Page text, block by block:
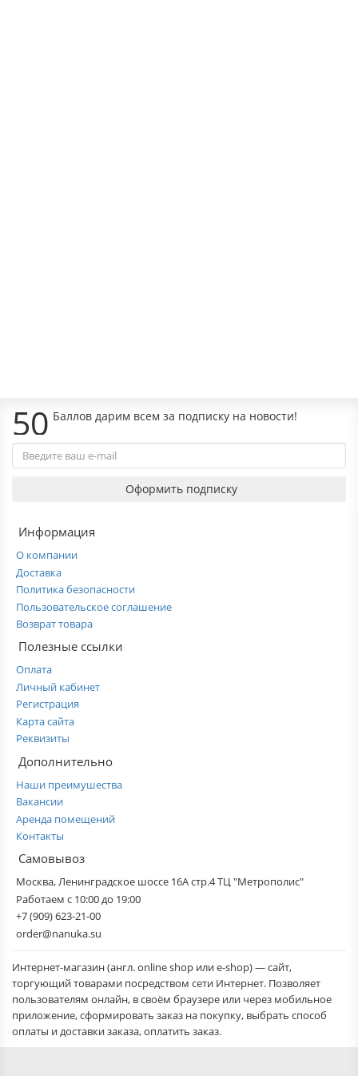
50 Баллов дарим всем за подписку на новости!
Оформить подписку
Информация
О компании
Доставка
Политика безопасности
Пользовательское соглашение
Возврат товара
Полезные ссылки
Оплата
Личный кабинет
Регистрация
Карта сайта
Реквизиты
Дополнительно
Наши преимушества
Вакансии
Аренда помещений
Контакты
Самовывоз
Москва, Ленинградское шоссе 16А стр.4 ТЦ "Метрополис"
Работаем с 10:00 до 19:00
+7 (909) 623-21-00
order@nanuka.su
Интернет-магазин (англ. online shop или e-shop) — сайт,
торгующий товарами посредством сети Интернет. Позволяет
пользователям онлайн, в своём браузере или через мобильное
приложение, сформировать заказ на покупку, выбрать способ
оплаты и доставки заказа, оплатить заказ.